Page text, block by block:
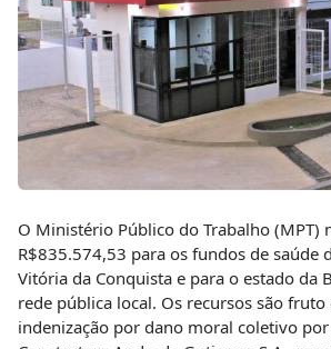
O Ministério Público do Trabalho (MPT)
R$835.574,53 para os fundos de saúde
Vitória da Conquista e para o estado da
rede pública local. Os recursos são
indenização por dano moral coletivo